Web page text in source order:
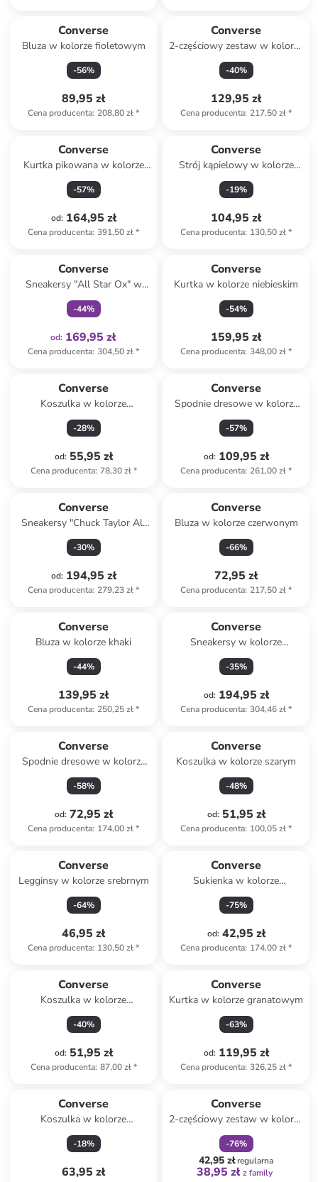
Converse
Bluza w kolorze fioletowym
-56%
89,95 zł
Cena producenta: 208,80 zł*
Converse
2-częściowy zestaw w kolorze
granatowym
-40%
129,95 zł
Cena producenta: 217,50 zł*
Converse
Kurtka pikowana w kolorze
srebrno-jasnobrązowym
-57%
od: 164,95 zł
Cena producenta: 391,50 zł*
Converse
Strój kąpielowy w kolorze
fioletowo-różowym
-19%
104,95 zł
Cena producenta: 130,50 zł*
Converse
Sneakersy "All Star Ox" w
kolorze szarym
-44%
od: 169,95 zł
Cena producenta: 304,50 zł*
Converse
Kurtka w kolorze niebieskim
-54%
159,95 zł
Cena producenta: 348,00 zł*
Converse
Koszulka w kolorze
antracytowym
-28%
od: 55,95 zł
Cena producenta: 78,30 zł*
Converse
Spodnie dresowe w kolorze
czarnym
-57%
od: 109,95 zł
Cena producenta: 261,00 zł*
Converse
Sneakersy "Chuck Taylor All
Star" w kolorze czerwonym
-30%
od: 194,95 zł
Cena producenta: 279,23 zł*
Converse
Bluza w kolorze czerwonym
-66%
72,95 zł
Cena producenta: 217,50 zł*
Converse
Bluza w kolorze khaki
-44%
139,95 zł
Cena producenta: 250,25 zł*
Converse
Sneakersy w kolorze
granatowym
-35%
od: 194,95 zł
Cena producenta: 304,46 zł*
Converse
Spodnie dresowe w kolorze
ciemnozielonym
-58%
od: 72,95 zł
Cena producenta: 174,00 zł*
Converse
Koszulka w kolorze szarym
-48%
od: 51,95 zł
Cena producenta: 100,05 zł*
Converse
Legginsy w kolorze srebrnym
-64%
46,95 zł
Cena producenta: 130,50 zł*
Converse
Sukienka w kolorze
turkusowym
-75%
od: 42,95 zł
Cena producenta: 174,00 zł*
Converse
Koszulka w kolorze
kremowym
-40%
od: 51,95 zł
Cena producenta: 87,00 zł*
Converse
Kurtka w kolorze granatowym
-63%
od: 119,95 zł
Cena producenta: 326,25 zł*
Converse
Koszulka w kolorze
kremowym
-18%
63,95 zł
Converse
2-częściowy zestaw w kolorze
turkusowo-białym
-76%
42,95 złregularna
38,95 zł z family